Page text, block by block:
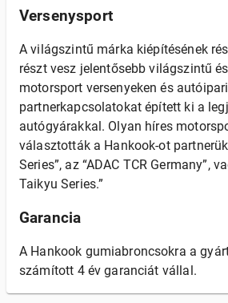
Versenysport
A világszintű márka kiépítésének
részt vesz jelentősebb világszintű
motorsport versenyeken és autóipari
partnerkapcsolatokat épített ki a
autógyárakkal. Olyan híres
választották a Hankook-ot
Series”, az “ADAC TCR Germany”,
Taikyu Series.”
Garancia
A Hankook gumiabroncsokra a
számított 4 év garanciát vállal.